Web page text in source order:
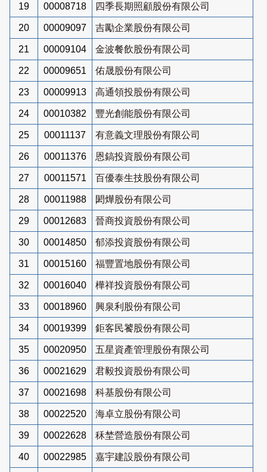
19 00008718 四季長期照顧股份有限公司
20 00009097 吉勵企業股份有限公司
21 00009104 金波餐飲股份有限公司
22 00009651 佑晟股份有限公司
23 00009913 高通領投股份有限公司
24 00010382 豐光創能股份有限公司
25 00011137 有意義文理股份有限公司
26 00011376 恩鎬投資股份有限公司
27 00011571 百優泰生技股份有限公司
28 00011988 閎燁股份有限公司
29 00012683 晉商投資股份有限公司
30 00014850 郁添投資股份有限公司
31 00015160 福豐置地股份有限公司
32 00016040 樺祥投資股份有限公司
33 00018960 興泉利股份有限公司
34 00019399 鉅客民饕股份有限公司
35 00020950 五星資產管理股份有限公司
36 00021629 君毅投資股份有限公司
37 00021698 科基股份有限公司
38 00022520 海卓立股份有限公司
39 00022628 秝埜營造股份有限公司
40 00022985 嘉宇建設股份有限公司